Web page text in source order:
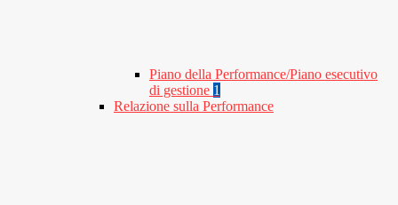
Piano della Performance/Piano esecutivo
di gestione 1
Relazione sulla Performance